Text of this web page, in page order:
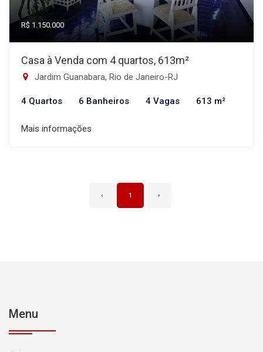
R$ 1.150.000
Casa à Venda com 4 quartos, 613m²
Jardim Guanabara, Rio de Janeiro-RJ
4 Quartos 6 Banheiros 4 Vagas 613 m²
Mais informações
‹ 1 ›
Menu